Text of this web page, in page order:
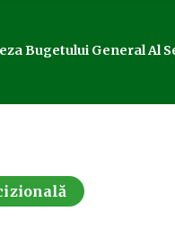
Bugetului General Al